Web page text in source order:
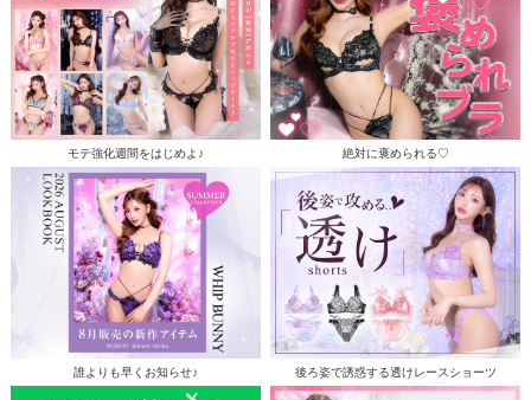
モテ強化週間をはじめよ♪ 絶対に褒められる♡
誰よりも早くお知らせ♪ 後ろ姿で誘惑する透けレースショーツ